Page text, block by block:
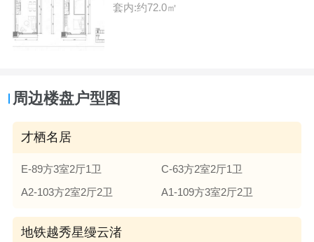
套内:约72.0㎡
周边楼盘户型图
才栖名居
E-89方3室2厅1卫
C-63方2室2厅1卫
A2-103方2室2厅2卫
A1-109方3室2厅2卫
地铁越秀星缦云渚